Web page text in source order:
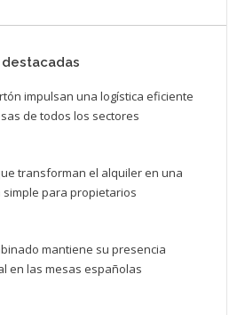
impulsan una logística eficiente
de todos los sectores
transforman el alquiler en una
simple para propietarios
mantiene su presencia
en las mesas españolas